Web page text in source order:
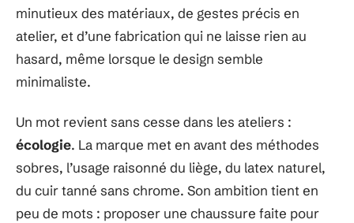
minutieux des matériaux, de gestes précis en
atelier, et d’une fabrication qui ne laisse rien au
hasard, même lorsque le design semble
minimaliste.
Un mot revient sans cesse dans les ateliers :
écologie. La marque met en avant des méthodes
sobres, l’usage raisonné du liège, du latex naturel,
du cuir tanné sans chrome. Son ambition tient en
peu de mots : proposer une chaussure faite pour